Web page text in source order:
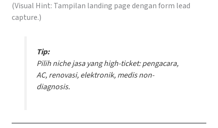
(Visual Hint: Tampilan landing page dengan form lead
capture.)
Tip:
Pilih niche jasa yanghigh-ticket: pengacara,
AC, renovasi, elektronik, medis non-
diagnosis.